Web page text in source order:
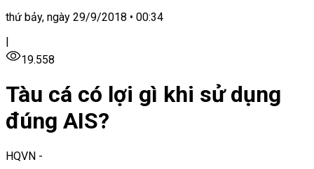
thứ bảy, ngày 29/9/2018 • 00:34
|
19.558
Tàu cá có lợi gì khi sử dụng
đúng AIS?
HQVN -